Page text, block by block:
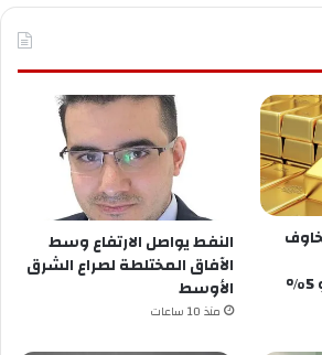
النفط يواصل الارتفاع وسط
الآفاق المختلطة لصراع الشرق
الأوسط
منذ 10 ساعات